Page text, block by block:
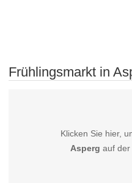
Frühlingsmarkt in
Klicken Sie hier,
Asperg auf der